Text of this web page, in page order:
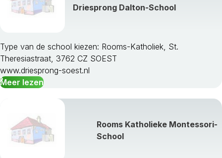
Driesprong Dalton-School
Type van de school kiezen: Rooms-Katholiek, St.
Theresiastraat, 3762 CZ SOEST
www.driesprong-soest.nl
Meer lezen
Rooms Katholieke Montessori-
School